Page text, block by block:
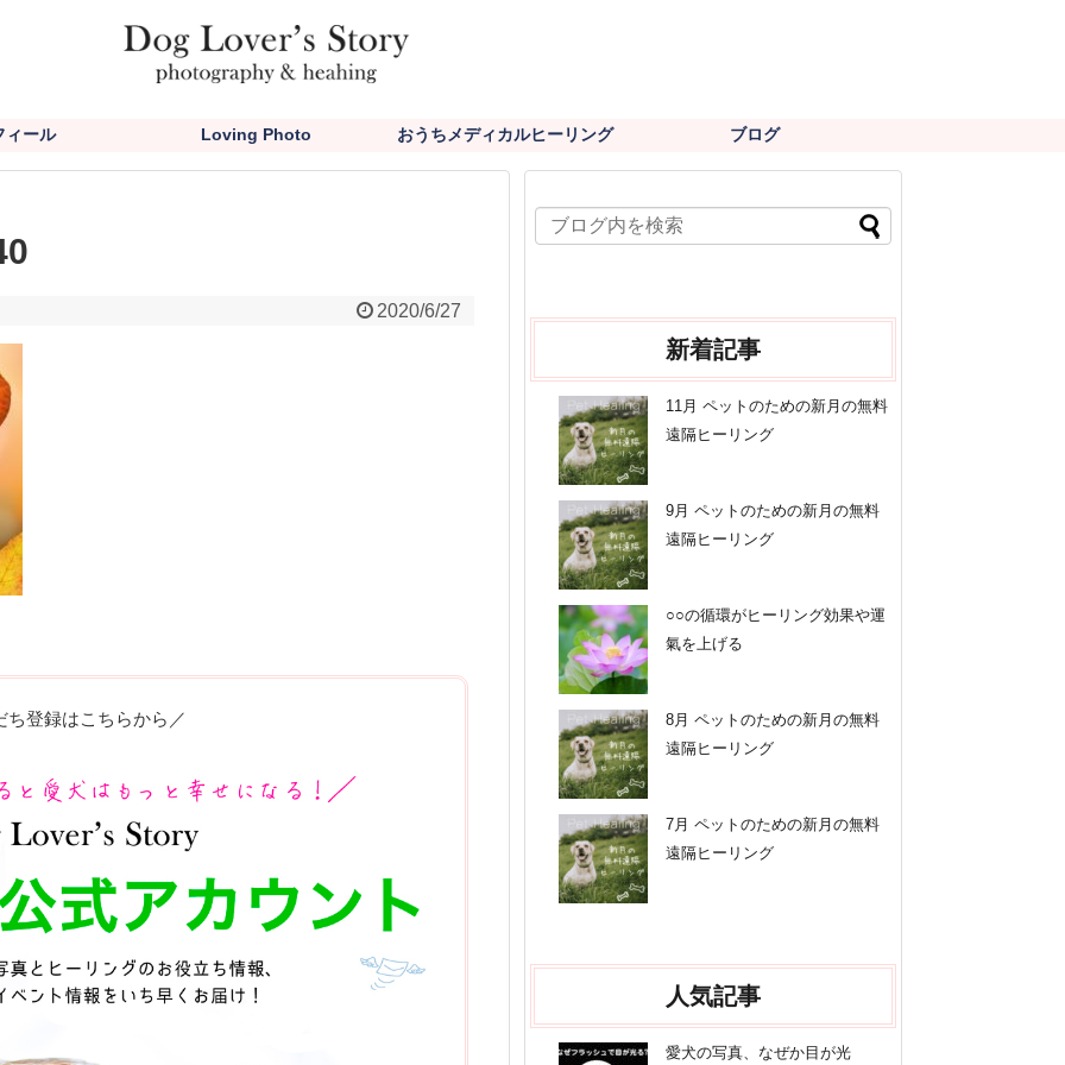
ィール Loving Photo おうちメディカルヒーリング ブログ
2020/6/27
ち登録はこちらから／
新着記事
11月 ペットのための新月の無料
遠隔ヒーリング
9月 ペットのための新月の無料
遠隔ヒーリング
○○の循環がヒーリング効果や運
氣を上げる
8月 ペットのための新月の無料
遠隔ヒーリング
7月 ペットのための新月の無料
遠隔ヒーリング
人気記事
愛犬の写真、なぜか目が光